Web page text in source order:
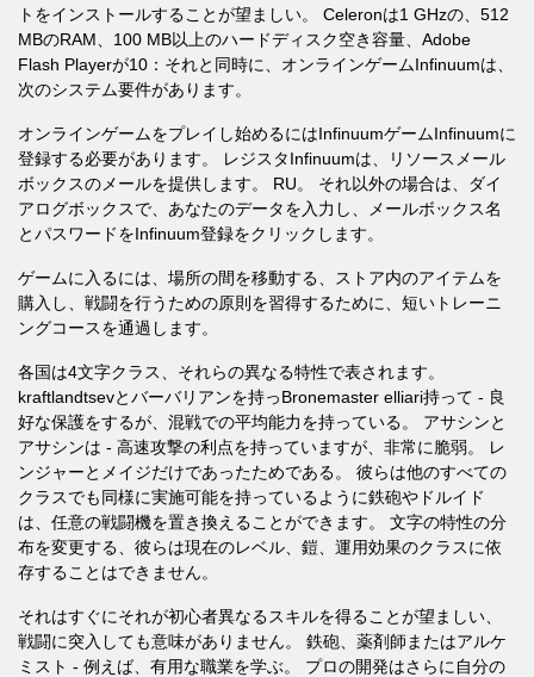
トをインストールすることが望ましい。 Celeronは1 GHzの、512
MBのRAM、100 MB以上のハードディスク空き容量、Adobe
Flash Playerが10：それと同時に、オンラインゲームInfinuumは、
次のシステム要件があります。
オンラインゲームをプレイし始めるにはInfinuumゲームInfinuumに
登録する必要があります。 レジスタInfinuumは、リソースメール
ボックスのメールを提供します。 RU。 それ以外の場合は、ダイ
アログボックスで、あなたのデータを入力し、メールボックス名
とパスワードをInfinuum登録をクリックします。
ゲームに入るには、場所の間を移動する、ストア内のアイテムを
購入し、戦闘を行うための原則を習得するために、短いトレーニ
ングコースを通過します。
各国は4文字クラス、それらの異なる特性で表されます。
kraftlandtsevとバーバリアンを持っBronemaster elliari持って - 良
好な保護をするが、混戦での平均能力を持っている。 アサシンと
アサシンは - 高速攻撃の利点を持っていますが、非常に脆弱。 レ
ンジャーとメイジだけであったためである。 彼らは他のすべての
クラスでも同様に実施可能を持っているように鉄砲やドルイド
は、任意の戦闘機を置き換えることができます。 文字の特性の分
布を変更する、彼らは現在のレベル、鎧、運用効果のクラスに依
存することはできません。
それはすぐにそれが初心者異なるスキルを得ることが望ましい、
戦闘に突入しても意味がありません。 鉄砲、薬剤師またはアルケ
ミスト - 例えば、有用な職業を学ぶ。 プロの開発はさらに自分の